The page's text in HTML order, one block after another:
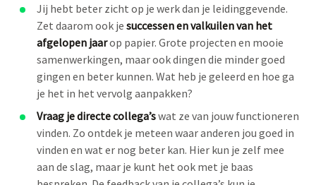
Jij hebt beter zicht op je werk dan je leidinggevende.
Zet daarom ook je successen en valkuilen van het
afgelopen jaarop papier. Grote projecten en mooie
samenwerkingen, maar ook dingen die minder goed
gingen en beter kunnen. Wat heb je geleerd en hoe ga
je het in het vervolg aanpakken?
Vraag je directe collega’swat ze van jouw functioneren
vinden. Zo ontdek je meteen waar anderen jou goed in
vinden en wat er nog beter kan. Hier kun je zelf mee
aan de slag, maar je kunt het ook met je baas